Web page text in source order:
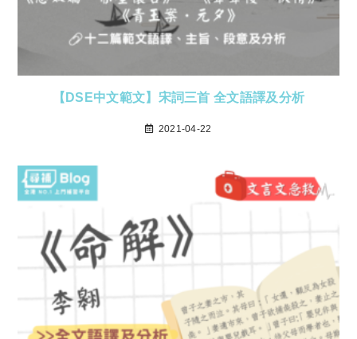
【DSE中文範文】宋詞三首 全文語譯及分析
2021-04-22